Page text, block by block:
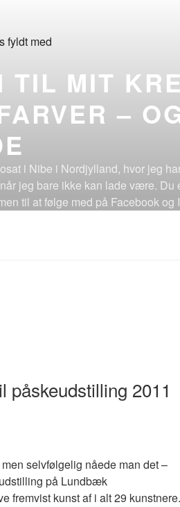
TIL MIT
–
i Nibe i Nordjylland, hvor jeg
jeg bare ikke kan lade være.
til at følge med på Facebook
påskeudstilling 2011
selvfølgelig nåede man det –
på Lundbæk
fremvist kunst af i alt 29 kunstnere.